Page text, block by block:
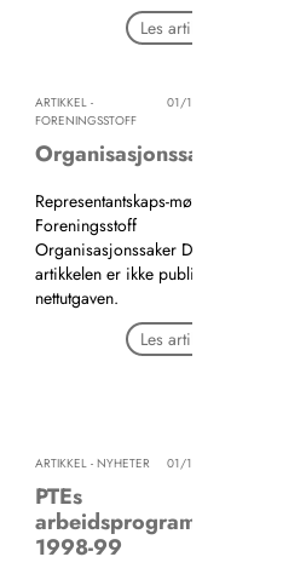
Les artikkel
ARTIKKEL -
FORENINGSSTOFF
01/10/1997
Organisasjonssaker
Representantskaps-møtet
Foreningsstoff
Organisasjonssaker Denne
artikkelen er ikke publisert i
nettutgaven.
Les artikkel
ARTIKKEL - NYHETER 01/10/1997
PTEs
arbeidsprogram
1998-99